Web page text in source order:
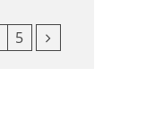
5 Nächste Seite